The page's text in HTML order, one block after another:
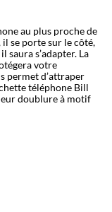
au plus proche de
il se porte sur le côté,
saura s’adapter. La
votre
permet d’attraper
téléphone Bill
doublure à motif